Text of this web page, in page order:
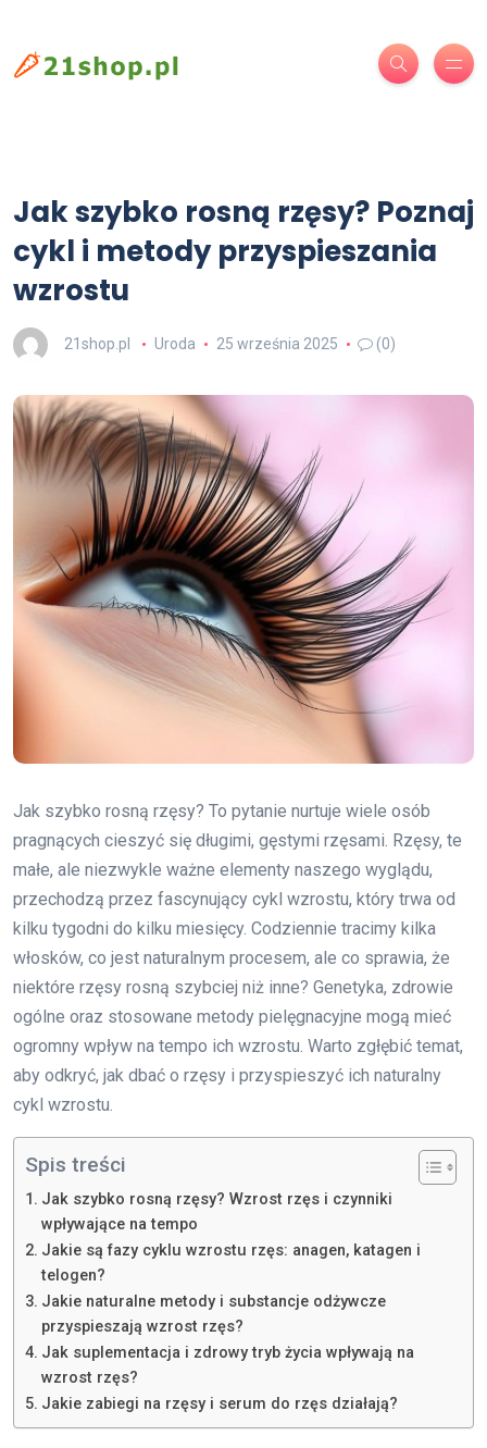
Jak szybko rosną rzęsy? Poznaj
cykl i metody przyspieszania
wzrostu
21shop.pl Uroda 25 września 2025 (0)
Jak szybko rosną rzęsy? To pytanie nurtuje wiele osób
pragnących cieszyć się długimi, gęstymi rzęsami. Rzęsy, te
małe, ale niezwykle ważne elementy naszego wyglądu,
przechodzą przez fascynujący cykl wzrostu, który trwa od
kilku tygodni do kilku miesięcy. Codziennie tracimy kilka
włosków, co jest naturalnym procesem, ale co sprawia, że
niektóre rzęsy rosną szybciej niż inne? Genetyka, zdrowie
ogólne oraz stosowane metody pielęgnacyjne mogą mieć
ogromny wpływ na tempo ich wzrostu. Warto zgłębić temat,
aby odkryć, jak dbać o rzęsy i przyspieszyć ich naturalny
cykl wzrostu.
Spis treści
Jak szybko rosną rzęsy? Wzrost rzęs i czynniki
wpływające na tempo
Jakie są fazy cyklu wzrostu rzęs: anagen, katagen i
telogen?
Jakie naturalne metody i substancje odżywcze
przyspieszają wzrost rzęs?
Jak suplementacja i zdrowy tryb życia wpływają na
wzrost rzęs?
Jakie zabiegi na rzęsy i serum do rzęs działają?